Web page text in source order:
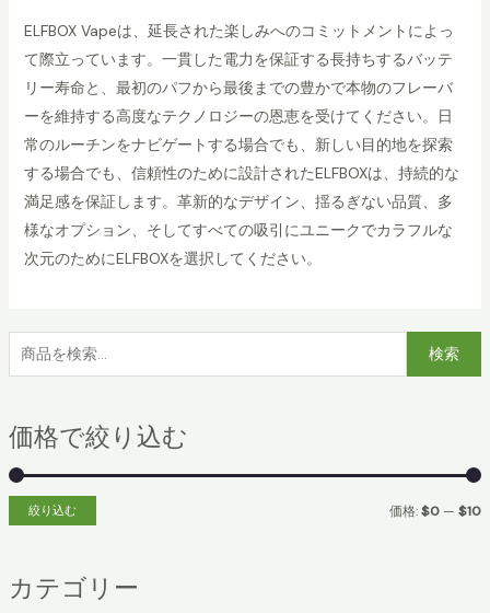
検
索
検索
価格で絞り込む
絞り込む 価格:$0 —$10
カテゴリー
ELFBOX Vapeは、延長された楽しみへのコミットメントによっ
て際立っています。一貫した電力を保証する長持ちするバッテ
リー寿命と、最初のパフから最後までの豊かで本物のフレーバ
ーを維持する高度なテクノロジーの恩恵を受けてください。日
常のルーチンをナビゲートする場合でも、新しい目的地を探索
する場合でも、信頼性のために設計されたELFBOXは、持続的な
満足感を保証します。革新的なデザイン、揺るぎない品質、多
様なオプション、そしてすべての吸引にユニークでカラフルな
次元のためにELFBOXを選択してください。